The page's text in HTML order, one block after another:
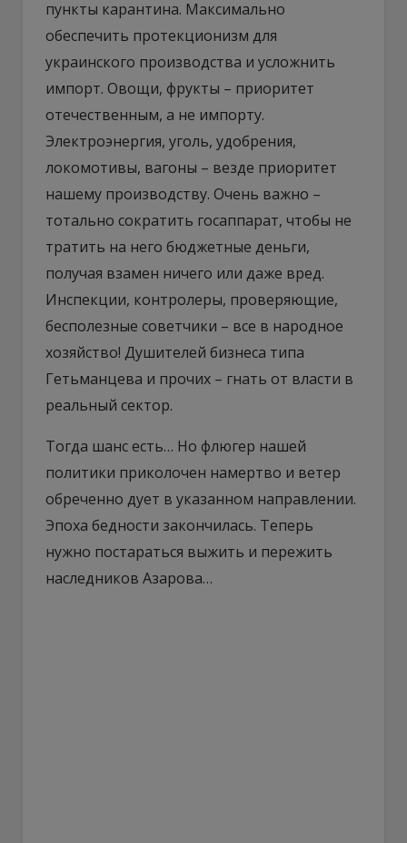
пункты карантина. Максимально
обеспечить протекционизм для
украинского производства и усложнить
импорт. Овощи, фрукты – приоритет
отечественным, а не импорту.
Электроэнергия, уголь, удобрения,
локомотивы, вагоны – везде приоритет
нашему производству. Очень важно –
тотально сократить госаппарат, чтобы не
тратить на него бюджетные деньги,
получая взамен ничего или даже вред.
Инспекции, контролеры, проверяющие,
бесполезные советчики – все в народное
хозяйство! Душителей бизнеса типа
Гетьманцева и прочих – гнать от власти в
реальный сектор.
Тогда шанс есть… Но флюгер нашей
политики приколочен намертво и ветер
обреченно дует в указанном направлении.
Эпоха бедности закончилась. Теперь
нужно постараться выжить и пережить
наследников Азарова…